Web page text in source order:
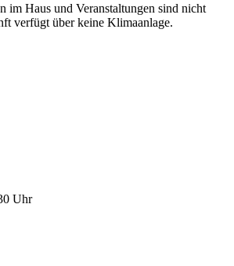
im Haus und Veranstaltungen sind nicht
verfügt über keine Klimaanlage.
Uhr